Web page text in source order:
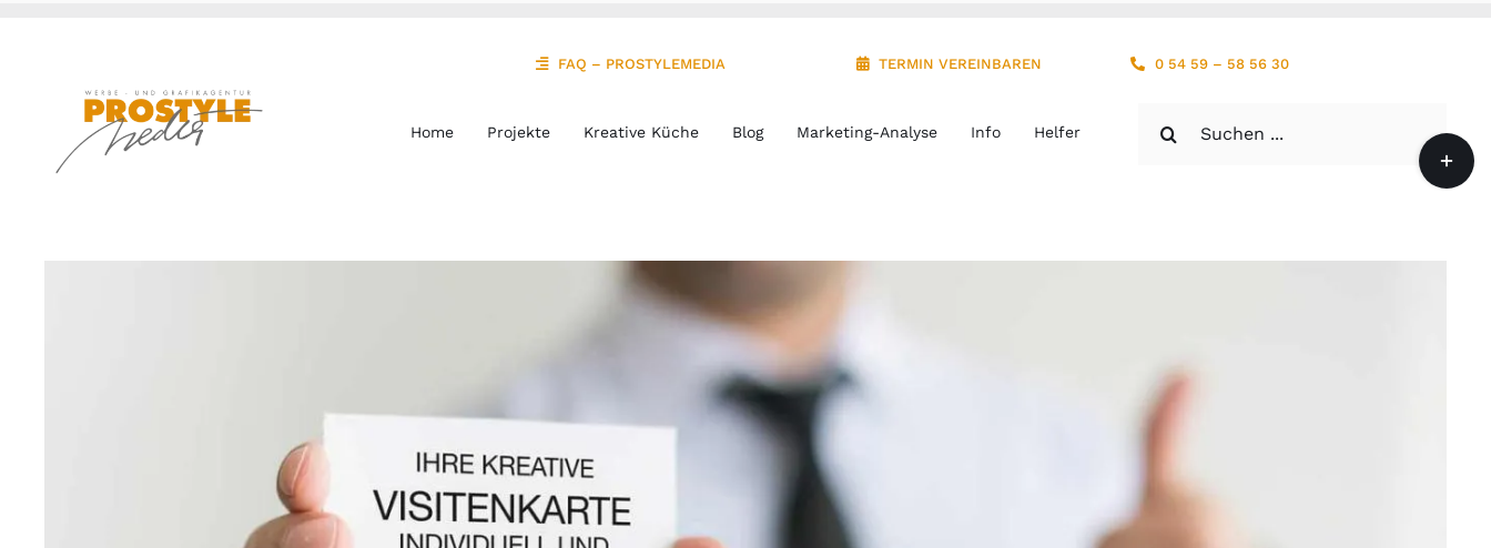
FAQ – PROSTYLEMEDIA TERMIN VEREINBAREN 0 54 59 – 58 56 30
Home Projekte Kreative Küche Blog Marketing-Analyse Info Helfer
nach:
Toggle
Sliding